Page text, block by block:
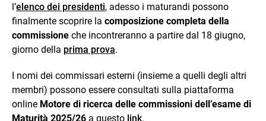
l’elenco dei presidenti, adesso i maturandi possono
finalmente scoprire la composizione completa della
commissione che incontreranno a partire dal 18 giugno,
giorno della prima prova.
I nomi dei commissari esterni (insieme a quelli degli altri
membri) possono essere consultati sulla piattaforma
online Motore di ricerca delle commissioni dell’esame di
Maturità 2025/26 a questo link.